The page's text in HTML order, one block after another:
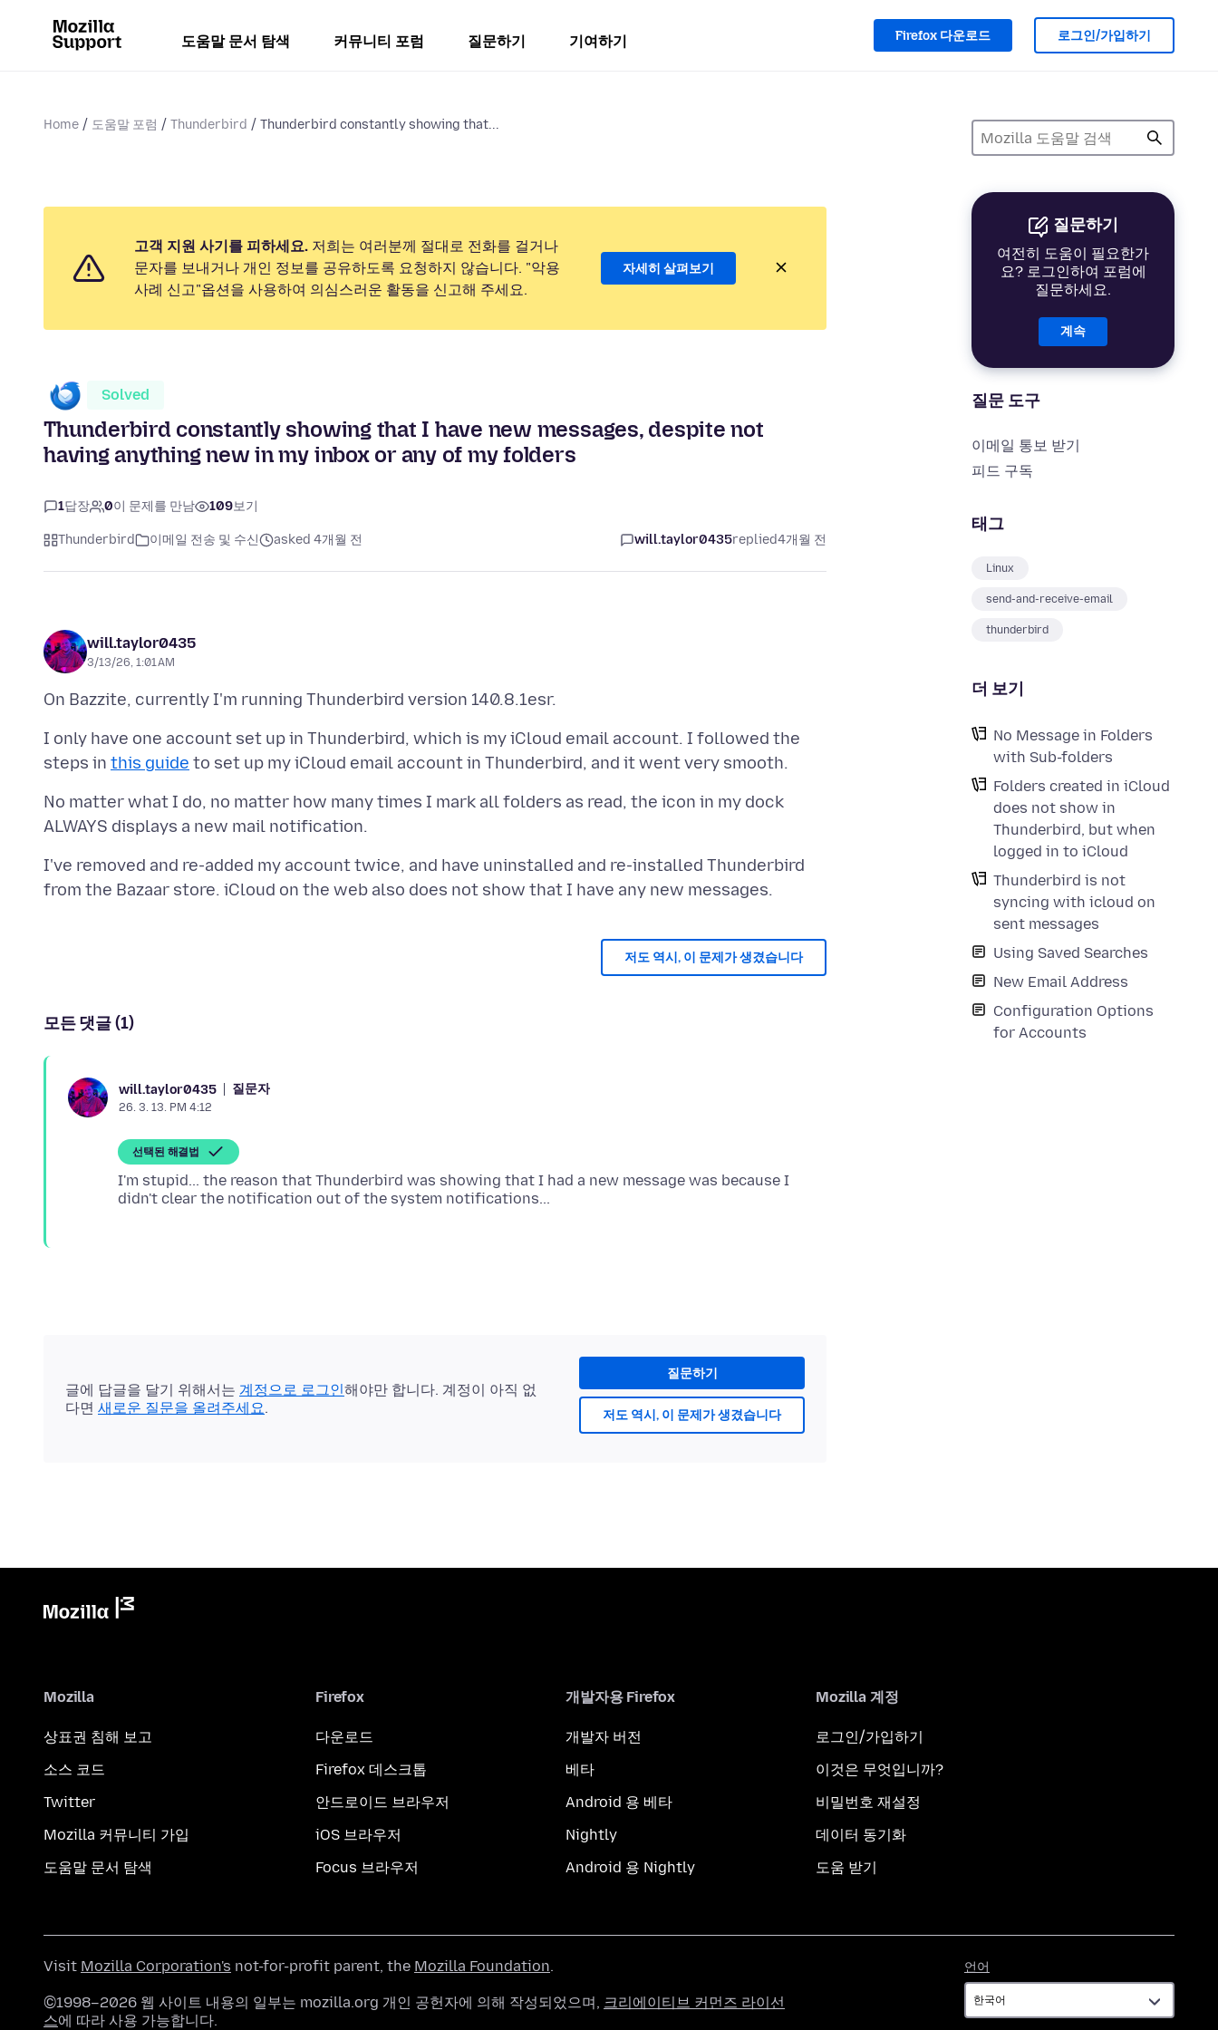
도움말 문서 탐색 커뮤니티 포럼 질문하기 기여하기 Firefox 다운로드 로그인/가입하기
Home 도움말 포럼 Thunderbird Thunderbird constantly showing that...
질문하기
여전히 도움이 필요한가
요? 로그인하여 포럼에
질문하세요.
계속
질문 도구
이메일 통보 받기
피드 구독
태그
Linux
send-and-receive-email
thunderbird
더 보기
No Message in Folders
with Sub-folders
Folders created in iCloud
does not show in
Thunderbird, but when
logged in to iCloud
Thunderbird is not
syncing with icloud on
sent messages
Using Saved Searches
New Email Address
Configuration Options
for Accounts
고객 지원 사기를 피하세요. 저희는 여러분께 절대로 전화를 걸거나
문자를 보내거나 개인 정보를 공유하도록 요청하지 않습니다. "악용
사례 신고"옵션을 사용하여 의심스러운 활동을 신고해 주세요.
자세히 살펴보기
Solved
Thunderbird constantly showing that I have new messages, despite not
having anything new in my inbox or any of my folders
1답장 0이 문제를 만남 109보기
Thunderbird 이메일 전송 및 수신 asked 4개월 전 will.taylor0435replied4개월 전
will.taylor0435
3/13/26, 1:01 AM
I only have one account set up in Thunderbird, which is my iCloud email account. I followed the
steps in this guide
No matter what I do, no matter how many times I mark all folders as read, the icon in my dock
I've removed and re-added my account twice, and have uninstalled and re-installed Thunderbird
저도 역시, 이 문제가 생겼습니다
모든 댓글 (1)
will.taylor0435 질문자
26. 3. 13. PM 4:12
선택된 해결법
I'm stupid... the reason that Thunderbird was showing that I had a new message was because I
질문하기
저도 역시, 이 문제가 생겼습니다
글에 답글을 달기 위해서는 계정으로 로그인해야만 합니다. 계정이 아직 없
다면 새로운 질문을 올려주세요.
Mozilla
상표권 침해 보고
소스 코드
Twitter
Mozilla 커뮤니티 가입
도움말 문서 탐색
Firefox
다운로드
Firefox 데스크톱
안드로이드 브라우저
iOS 브라우저
Focus 브라우저
개발자용 Firefox
개발자 버전
베타
Android 용 베타
Nightly
Android 용 Nightly
Mozilla 계정
로그인/가입하기
이것은 무엇입니까?
비밀번호 재설정
데이터 동기화
도움 받기
언어
어
Visit Mozilla Corporation's not-for-profit parent, the Mozilla Foundation.
©1998–2026 웹 사이트 내용의 일부는 mozilla.org 개인 공헌자에 의해 작성되었으며, 크리에이티브 커먼즈 라이선
스에 따라 사용 가능합니다.